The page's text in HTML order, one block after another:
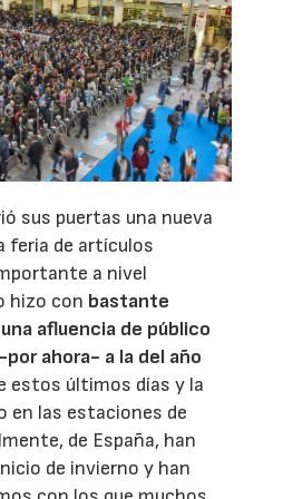
sus puertas una nueva
feria de artículos
a nivel
hizo con bastante
afluencia de público
ahora- a la del año
estos últimos días y la
en las estaciones de
de España, han
de invierno y han